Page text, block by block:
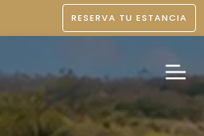
RESERVA TU ESTANCIA